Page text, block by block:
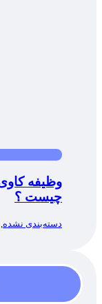
چیست ؟
دسته‌بندی نشده,